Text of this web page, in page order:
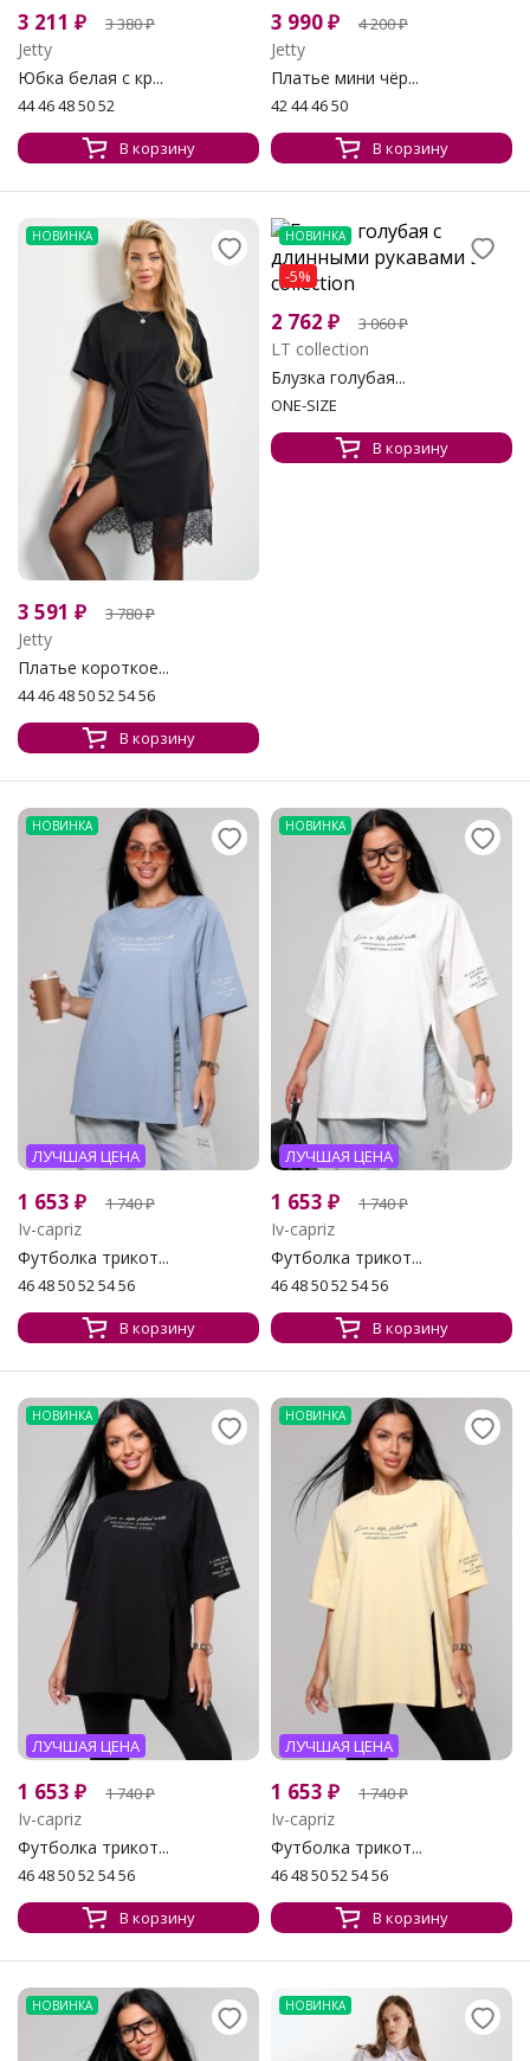
3 211 ₽ 3 380₽
Jetty
Юбка белая с кр...
44 46 48 50 52
В корзину
3 990₽ 4 200₽
Jetty
Платье мини чёр...
42 44 46 50
В корзину
НОВИНКА
3 591 ₽ 3 780₽
Jetty
Платье короткое...
44 46 48 50 52 54 56
В корзину
НОВИНКА
-5%
2 762 ₽ 3 060₽
LT collection
Блузка голубая...
ONE-SIZE
В корзину
НОВИНКА
ЛУЧШАЯ ЦЕНА
1 653 ₽ 1 740₽
Iv-capriz
Футболка трикот...
46 48 50 52 54 56
В корзину
НОВИНКА
ЛУЧШАЯ ЦЕНА
1 653 ₽ 1 740₽
Iv-capriz
Футболка трикот...
46 48 50 52 54 56
В корзину
НОВИНКА
ЛУЧШАЯ ЦЕНА
1 653 ₽ 1 740₽
Iv-capriz
Футболка трикот...
46 48 50 52 54 56
В корзину
НОВИНКА
ЛУЧШАЯ ЦЕНА
1 653 ₽ 1 740₽
Iv-capriz
Футболка трикот...
46 48 50 52 54 56
В корзину
НОВИНКА НОВИНКА